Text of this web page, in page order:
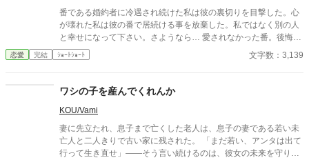
番である婚約者に冷遇され続けた私は彼の裏切りを目撃した。心
が壊れた私は彼の番で居続ける事を放棄した。私ではなく別の人
と幸せになって下さい。さようなら… 愛されなかった番。後悔ざ
まぁ。すれ違いエンド。ゆるゆる設定。 ※沢山のお気に入り＆い
いねをありがとうございます。感謝感謝♡
恋愛 完結 ｼｮｰﾄｼｮｰﾄ 文字数：3,139
ワシの子を産んでくれんか
KOU/Vami
妻に先立たれ、息子まで亡くした老人は、息子の妻である若い未
亡人と二人きりで古い家に残された。 「まだ若い、アンタは出て
行って生き直せ」――そう言い続けるのは、彼女の未来を守りた